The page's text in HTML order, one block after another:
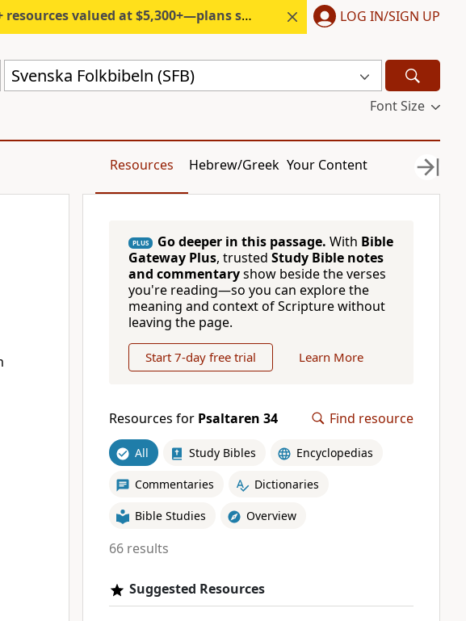
valued at $5,300+—plans start under $6/month. LOG IN/SIGN UP
Svenska Folkbibeln (SFB)
Font Size
Resources Hebrew/Greek Your Content
PLUS Go deeper in this passage. With Bible
Gateway Plus, trusted Study Bible notes
and commentaryshow beside the verses
you're reading—so you can explore the
meaning and context of Scripture without
leaving the page.
Start 7-day free trial Learn More
Resources for Psaltaren 34 Find resource
All Study Bibles Encyclopedias
Commentaries Dictionaries
Bible Studies Overview
66 results
Suggested Resources